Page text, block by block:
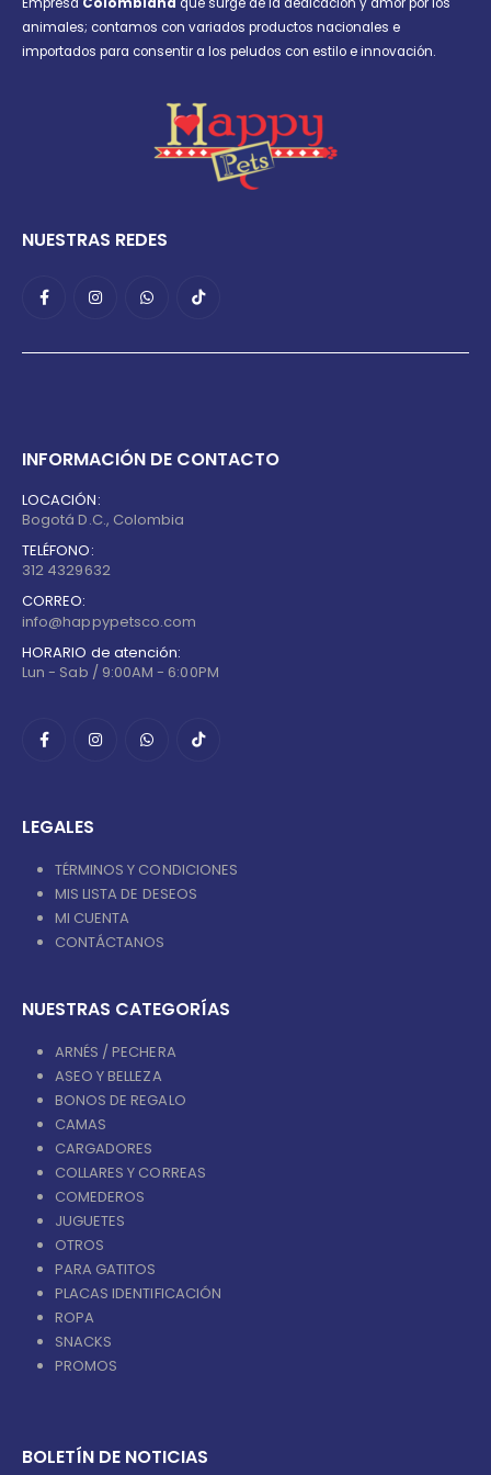
animales; contamos con variados productos nacionales e
importados para consentir a los peludos con estilo e innovación.
NUESTRAS REDES
INFORMACIÓN DE CONTACTO
LOCACIÓN:
Bogotá D.C., Colombia
TELÉFONO:
312 4329632
CORREO:
info@happypetsco.com
HORARIO de atención:
Lun - Sab / 9:00AM - 6:00PM
LEGALES
TÉRMINOS Y CONDICIONES
MIS LISTA DE DESEOS
MI CUENTA
CONTÁCTANOS
NUESTRAS CATEGORÍAS
ARNÉS / PECHERA
ASEO Y BELLEZA
BONOS DE REGALO
CAMAS
CARGADORES
COLLARES Y CORREAS
COMEDEROS
JUGUETES
OTROS
PARA GATITOS
PLACAS IDENTIFICACIÓN
ROPA
SNACKS
PROMOS
BOLETÍN DE NOTICIAS